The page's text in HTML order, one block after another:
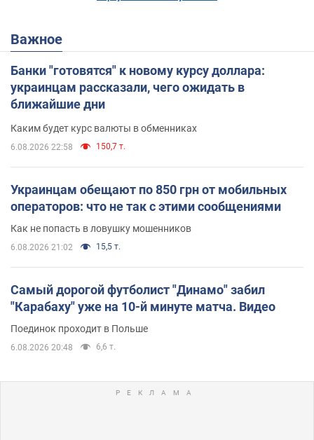
Важное
Банки "готовятся" к новому курсу доллара:
украинцам рассказали, чего ожидать в
ближайшие дни
Каким будет курс валюты в обменниках
6.08.2026 22:58 150,7 т.
Украинцам обещают по 850 грн от мобильных
операторов: что не так с этими сообщениями
Как не попасть в ловушку мошенников
6.08.2026 21:02 15,5 т.
Самый дорогой футболист "Динамо" забил
"Карабаху" уже на 10-й минуте матча. Видео
Поединок проходит в Польше
6.08.2026 20:48 6,6 т.